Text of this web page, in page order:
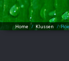
Home / Klussen /